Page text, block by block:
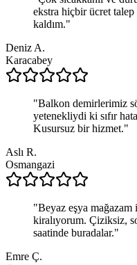
ekstra hiçbir ücret
kaldım."
Deniz A.
Karacabey
"Balkon demirlerimiz
yetenekliydi ki sıfır
Kusursuz bir hizmet."
Aslı R.
Osmangazi
"Beyaz eşya
kiralıyorum. Çiziksiz,
saatinde buradalar."
Emre Ç.